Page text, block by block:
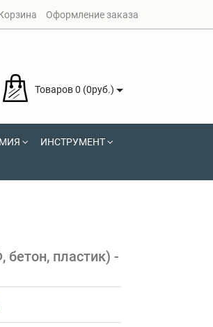
Оформление заказа
Товаров 0 (0руб.)
ИНСТРУМЕНТ
пластик) -